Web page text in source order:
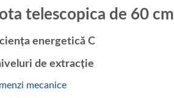
telescopica de 60 cm
energetică C
de extracție
mecanice